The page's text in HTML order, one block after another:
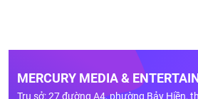
MERCURY MEDIA &
Trụ sở: 27 đường A4, phường Bảy Hiền,